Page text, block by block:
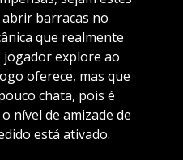
barracas no
que realmente
jogador explore ao
oferece, mas que
chata, pois é
nível de amizade de
está ativado.